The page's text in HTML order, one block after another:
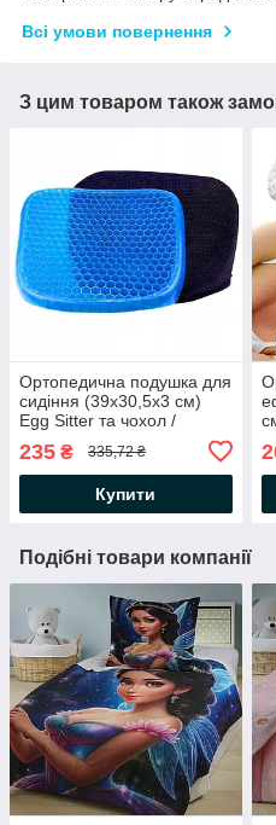
Всі умови повернення
З цим товаром також
Ортопедична подушка для
сидіння (39х30,5х3 см)
Egg Sitter та чохол /
Гелева подушка-сидушка
для розвантаження
хребта
235 ₴ 335,72 ₴
Купити
Подібні товари компанії